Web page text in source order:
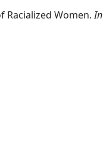
Racialized Women.In